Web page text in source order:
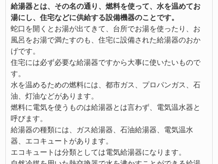
給湯器とは、その名の通り、燃料を使って、水を温めてお
湯にし、住宅などに供給する設備機器のことです。
蛇口を開くとお湯が出てきて、台所でお湯を使ったり、お
風呂をお湯で満たすのも、住宅に設備された給湯器のおか
げです。
住宅には必ず必要な給湯器ですから大事に使いたいもので
す。
水を温めるための燃料には、都市ガス、プロパンガス、石
油、灯油などがあります。
燃料に電気を使うものは給湯器とは言わず、電気温水器と
呼びます。
給湯器の種類には、ガス給湯器、石油給湯器、電気温水
器、エコキュートがあります。
エコキュートは分類としては電気給湯器になります。